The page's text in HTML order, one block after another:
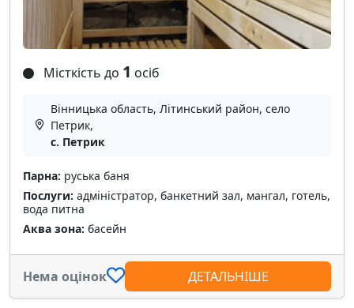
Місткість до 1 осіб
Вінницька область, Літинський район, село
Петрик,
с. Петрик
Парна: руська баня
Послуги: адміністратор, банкетний зал, мангал, готель,
вода питна
Аква зона: басейн
Нема оцінок ДЕТАЛЬНІШЕ